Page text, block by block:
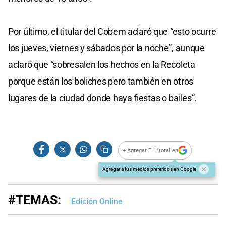
Por último, el titular del Cobem aclaró que “esto ocurre
los jueves, viernes y sábados por la noche”, aunque
aclaró que “sobresalen los hechos en la Recoleta
porque están los boliches pero también en otros
lugares de la ciudad donde haya fiestas o bailes”.
+ Agregar El Litoral en
Agregar a tus medios preferidos en Google
#TEMAS: Edición Online